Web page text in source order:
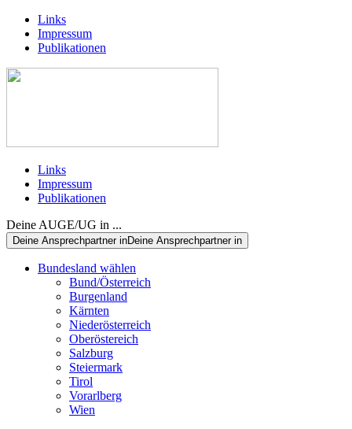
Links
Impressum
Publikationen
Links
Impressum
Publikationen
Deine AUGE/UG in ...
Deine Ansprechpartner inDeine Ansprechpartner in
Bundesland wählen
Bund/Österreich
Burgenland
Kärnten
Niederösterreich
Oberöstereich
Salzburg
Steiermark
Tirol
Vorarlberg
Wien